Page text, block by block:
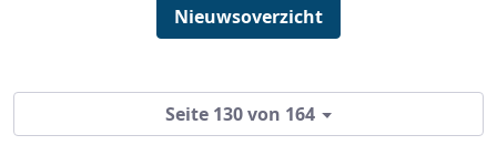
Nieuwsoverzicht
Seite 130 von 164